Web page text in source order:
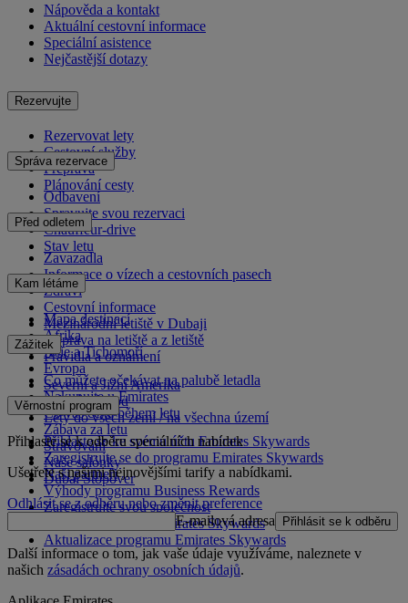
Nápověda a kontakt
Aktuální cestovní informace
Speciální asistence
Nejčastější dotazy
Rezervujte
Rezervovat lety
Cestovní služby
Přeprava
Plánování cesty
Správa rezervace
Odbavení
Spravujte svou rezervaci
Chauffeur-drive
Stav letu
Před odletem
Zavazadla
Informace o vízech a cestovních pasech
Zdraví
Cestovní informace
Mezinárodní letiště v Dubaji
Doprava na letiště a z letiště
Pravidla a oznámení
Kam létáme
Mapa destinací
Afrika
Asie a Tichomoří
Evropa
Severní a Jižní Amerika
Blízký východ
Lety do všech zemí / na všechna území
Zážitek
Co můžete očekávat na palubě letadla
Nakupujte u Emirates
Co vás čeká během letu
Zábava za letu
Stravování
Naše salónky
Dubai Stopover
Věrnostní program
Přihlaste se ke svému účtu Emirates Skywards
Zaregistrujte se do programu Emirates Skywards
Naši partneři
Výhody programu Business Rewards
Zaregistrujte svou společnost
Pravidla programu Emirates Skywards
Aktualizace programu Emirates Skywards
Přihlaste se k odběru speciálních nabídek
Ušetřete s našimi nejnovějšími tarify a nabídkami.
Odhlásit se z odběru nebo změnit preference
E-mailová adresa
Přihlásit se k odběru
Další informace o tom, jak vaše údaje využíváme, naleznete v
našich zásadách ochrany osobních údajů.